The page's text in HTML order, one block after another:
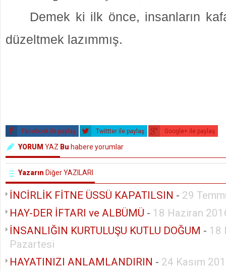
Demek ki ilk önce, insanların
düzeltmek lazımmış.
Facebook ile paylaş Twittter ile paylaş Google+ ile paylaş
YORUM YAZ Bu habere yorumlar
Yazarın Diğer YAZILARI
İNCİRLİK FİTNE ÜSSÜ KAPATILSIN - 29
HAY-DER İFTARI ve ALBÜMÜ - 18 Haziran
İNSANLIĞIN KURTULUŞU KUTLU DOĞUM - 18
Pazartesi
HAYATINIZI ANLAMLANDIRIN - 24 Kasım